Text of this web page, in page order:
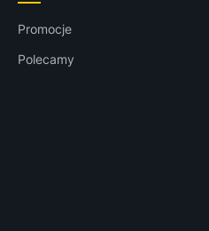
Promocje
Polecamy